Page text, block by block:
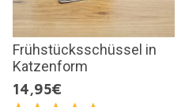
Frühstücksschüssel in
Katzenform
14,95€